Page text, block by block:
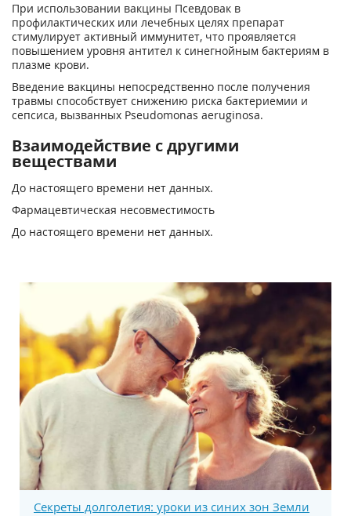
При использовании вакцины Псевдовак в
профилактических или лечебных целях препарат
стимулирует активный иммунитет, что проявляется
повышением уровня антител к синегнойным бактериям в
плазме крови.
Введение вакцины непосредственно после получения
травмы способствует снижению риска бактериемии и
сепсиса, вызванных Pseudomonas aeruginosa.
Взаимодействие с другими
веществами
До настоящего времени нет данных.
Фармацевтическая несовместимость
До настоящего времени нет данных.
Секреты долголетия: уроки из синих зон Земли